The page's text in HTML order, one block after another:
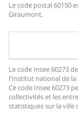
Le code postal 60150
Giraumont.
Le code Insee 60273
l'Institut national de la
Ce code Insee 60273
collectivités et les
statistiques sur la ville